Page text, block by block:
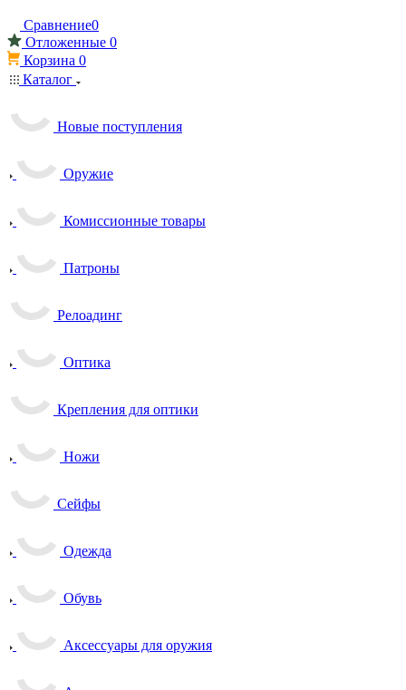
Сравнение0
Отложенные 0
Корзина 0
Каталог
Новые поступления
Оружие
Комиссионные товары
Патроны
Релоадинг
Оптика
Крепления для оптики
Ножи
Сейфы
Одежда
Обувь
Аксессуары для оружия